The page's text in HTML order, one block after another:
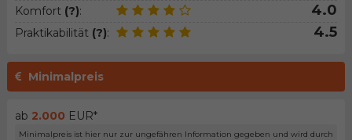
Komfort (?): 4.0
Praktikabilität (?): 4.5
Minimalpreis
ab 2.000 EUR*
Minimalpreis ist hier nur zur ungefähren Information gegeben und wird durch